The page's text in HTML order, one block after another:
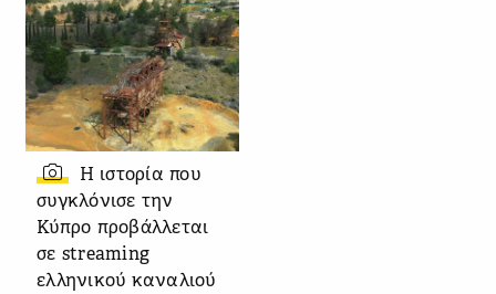
Η ιστορία που
συγκλόνισε την
Κύπρο προβάλλεται
σε streaming
ελληνικού καναλιού